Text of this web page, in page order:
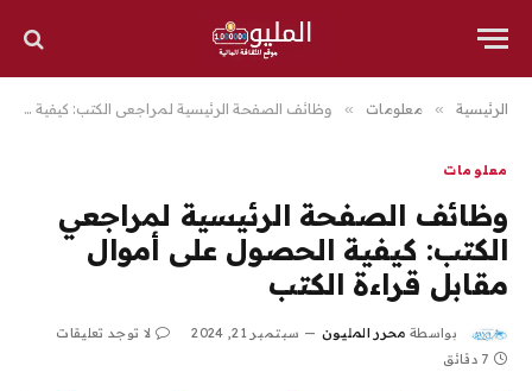
الرئيسية » معلومات » وظائف الصفحة الرئيسية لمراجعي الكتب: كيفية الحصول على أموال مقابل قراءة الكتب
معلومات
وظائف الصفحة الرئيسية لمراجعي
الكتب: كيفية الحصول على أموال
مقابل قراءة الكتب
بواسطة محرر المليون سبتمبر 21, 2024
لا توجد تعليقات
7 دقائق